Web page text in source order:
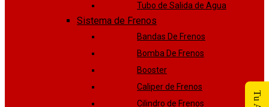
Tubo de Salida de Agua
Sistema de Frenos
Bandas De Frenos
Bomba De Frenos
Booster
Caliper de Frenos
Cilindro de Frenos